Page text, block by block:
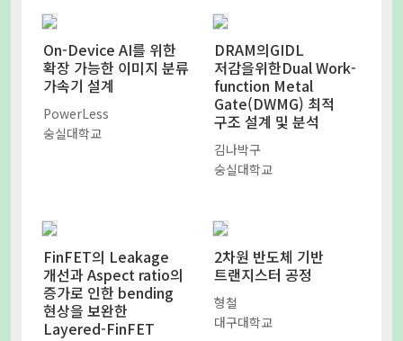
On-Device AI를 위한
확장 가능한 이미지 분류
가속기 설계
PowerLess
숭실대학교
DRAM의GIDL
저감을위한Dual Work-
function Metal
Gate(DWMG) 최적
구조 설계 및 분석
김나박구
숭실대학교
FinFET의 Leakage
개선과 Aspect ratio의
증가로 인한 bending
현상을 보완한
Layered-FinFET
2차원 반도체 기반
트랜지스터 공정
형철
대구대학교